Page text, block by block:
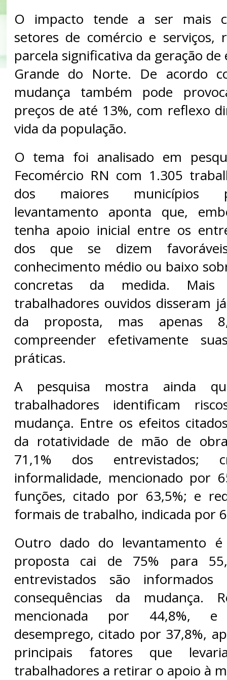
O impacto tende a ser mais
setores de comércio e serviços,
parcela significativa da geração
Grande do Norte. De acordo
mudança também pode
preços de até 13%, com reflexo
vida da população.
O tema foi analisado em
Fecomércio RN com 1.305
dos maiores municípios
levantamento aponta que,
tenha apoio inicial entre os
dos que se dizem
conhecimento médio ou baixo
concretas da medida.
trabalhadores ouvidos disseram
da proposta, mas apenas
compreender efetivamente
práticas.
A pesquisa mostra ainda
trabalhadores identificam
mudança. Entre os efeitos
da rotatividade de mão de
71,1% dos entrevistados;
informalidade, mencionado por
funções, citado por 63,5%; e
formais de trabalho, indicada por
Outro dado do levantamento
proposta cai de 75% para
entrevistados são informados
consequências da mudança.
mencionada por 44,8%,
desemprego, citado por 37,8%,
principais fatores que
trabalhadores a retirar o apoio à